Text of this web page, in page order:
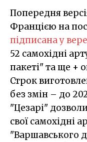
Попередня
Францією на
підписана у
52 самохідні
пакеті" та ще +
Строк
без змін – до
"Цезарі"
свої самохідні
"Варшавського